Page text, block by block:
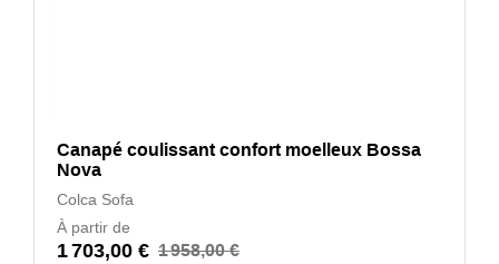
Canapé coulissant confort moelleux Bossa
Nova
Colca Sofa
À partir de
1 703,00 € 1 958,00 €